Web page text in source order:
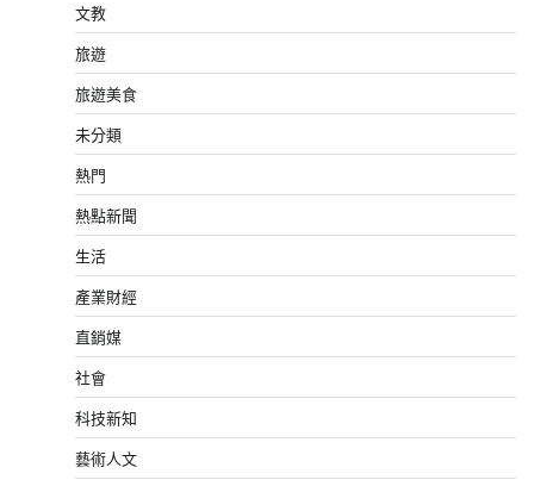
文教
旅遊
旅遊美食
未分類
熱門
熱點新聞
生活
產業財經
直銷媒
社會
科技新知
藝術人文